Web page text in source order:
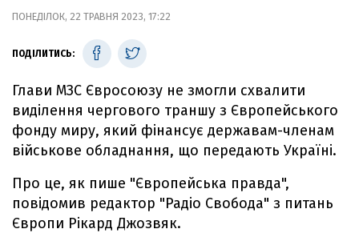
ПОНЕДІЛОК, 22 ТРАВНЯ 2023, 17:22
ПОДІЛИТИСЬ:
Глави МЗС Євросоюзу не змогли схвалити
виділення чергового траншу з Європейського
фонду миру, який фінансує державам-членам
військове обладнання, що передають Україні.
Про це, як пише "Європейська правда",
повідомив редактор "Радіо Свобода" з питань
Європи Рікард Джозвяк.